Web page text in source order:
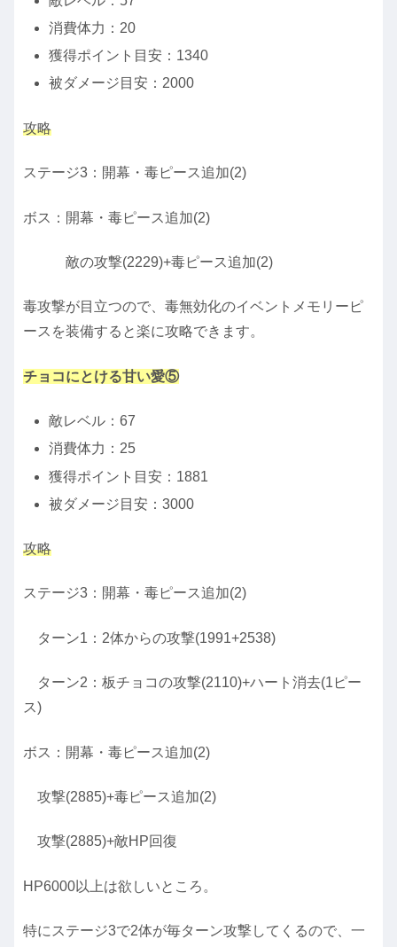
消費体力：20
獲得ポイント目安：1340
被ダメージ目安：2000
攻略
ステージ3：開幕・毒ピース追加(2)
ボス：開幕・毒ピース追加(2)
敵の攻撃(2229)+毒ピース追加(2)
毒攻撃が目立つので、毒無効化のイベントメモリーピ
ースを装備すると楽に攻略できます。
チョコにとける甘い愛⑤
敵レベル：67
消費体力：25
獲得ポイント目安：1881
被ダメージ目安：3000
攻略
ステージ3：開幕・毒ピース追加(2)
ターン1：2体からの攻撃(1991+2538)
ターン2：板チョコの攻撃(2110)+ハート消去(1ピー
ス)
ボス：開幕・毒ピース追加(2)
攻撃(2885)+毒ピース追加(2)
攻撃(2885)+敵HP回復
HP6000以上は欲しいところ。
特にステージ3で2体が毎ターン攻撃してくるので、一